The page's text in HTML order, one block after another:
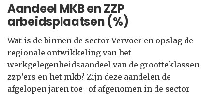
Aandeel MKB en ZZP
arbeidsplaatsen (%)
Wat is de binnen de sector Vervoer en opslag de
regionale ontwikkeling van het
werkgelegenheidsaandeel van de grootteklassen
zzp’ers en het mkb? Zijn deze aandelen de
afgelopen jaren toe- of afgenomen in de sector